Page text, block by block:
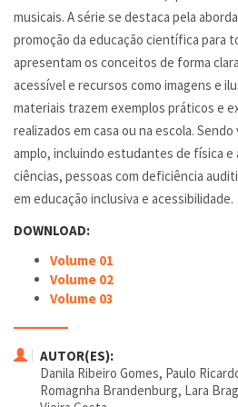
musicais. A série se destaca pela
promoção da educação científica para
apresentam os conceitos de forma
acessível e recursos como imagens e
materiais trazem exemplos práticos e
realizados em casa ou na escola.
amplo, incluindo estudantes de física
ciências, pessoas com deficiência
em educação inclusiva e acessibilidade.
DOWNLOAD:
Volume 01
Volume 02
Volume 03
AUTOR(ES):
Danila Ribeiro Gomes, Paulo
Romagnha Brandenburg, Lara